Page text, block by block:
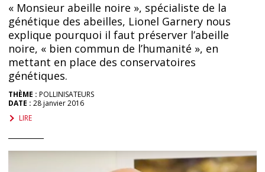
« Monsieur abeille noire », spécialiste de la
génétique des abeilles, Lionel Garnery nous
explique pourquoi il faut préserver l’abeille
noire, « bien commun de l’humanité », en
mettant en place des conservatoires
génétiques.
THÈME : POLLINISATEURS
DATE : 28 janvier 2016
LIRE